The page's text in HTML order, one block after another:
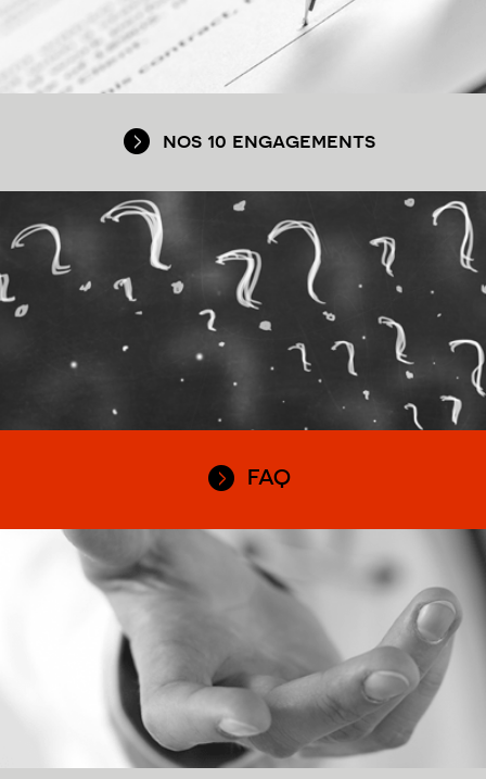
nos 10 engagements
FAQ